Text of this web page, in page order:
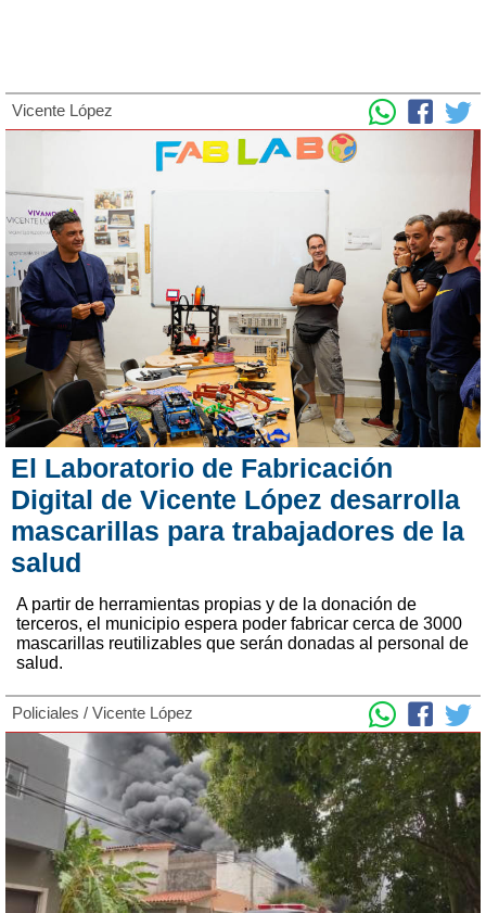
Vicente López
El Laboratorio de Fabricación
Digital de Vicente López desarrolla
mascarillas para trabajadores de la
salud
A partir de herramientas propias y de la donación de
terceros, el municipio espera poder fabricar cerca de 3000
mascarillas reutilizables que serán donadas al personal de
salud.
Policiales / Vicente López